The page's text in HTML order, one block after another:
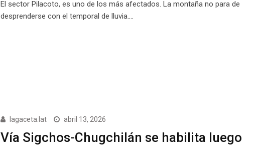
El sector Pilacoto, es uno de los más afectados. La montaña no para de
desprenderse con el temporal de lluvia.…
lagaceta.lat abril 13, 2026
Vía Sigchos-Chugchilán se habilita luego